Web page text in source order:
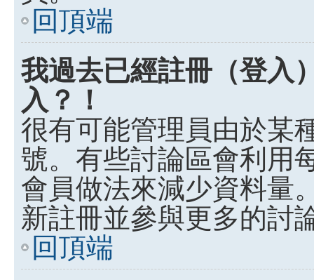
回頂端
我過去已經註冊（登入
入？！
很有可能管理員由於某
號。有些討論區會利用
會員做法來減少資料量
新註冊並參與更多的討
回頂端